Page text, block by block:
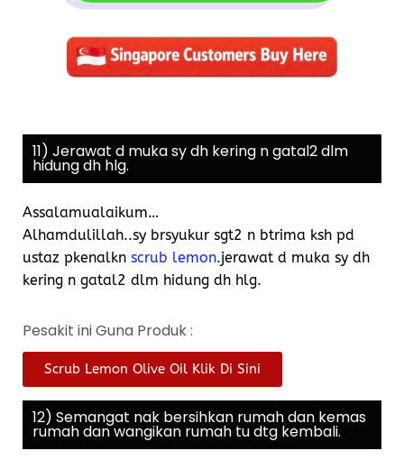
11) Jerawat d muka sy dh kering n gatal2 dlm
hidung dh hlg.
Assalamualaikum…
Alhamdulillah..sy brsyukur sgt2 n btrima ksh pd
ustaz pkenalkn scrub lemon.jerawat d muka sy dh
kering n gatal2 dlm hidung dh hlg.
Pesakit ini Guna Produk :
Scrub Lemon Olive Oil Klik Di Sini
12) Semangat nak bersihkan rumah dan kemas
rumah dan wangikan rumah tu dtg kembali.